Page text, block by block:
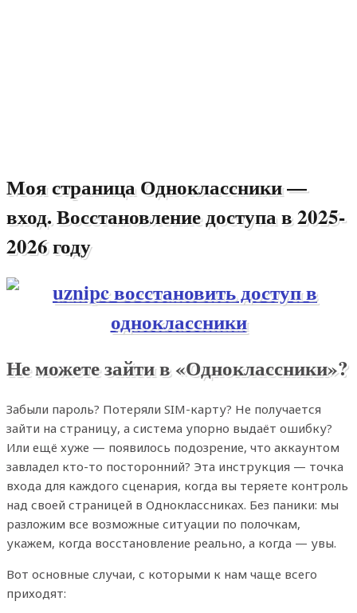
Моя страница Одноклассники —
вход. Восстановление доступа в 2025-
2026 году
Не можете зайти в «Одноклассники»?
Забыли пароль? Потеряли SIM-карту? Не получается
зайти на страницу, а система упорно выдаёт ошибку?
Или ещё хуже — появилось подозрение, что аккаунтом
завладел кто-то посторонний? Эта инструкция — точка
входа для каждого сценария, когда вы теряете контроль
над своей страницей в Одноклассниках. Без паники: мы
разложим все возможные ситуации по полочкам,
укажем, когда восстановление реально, а когда — увы.
Вот основные случаи, с которыми к нам чаще всего
приходят: